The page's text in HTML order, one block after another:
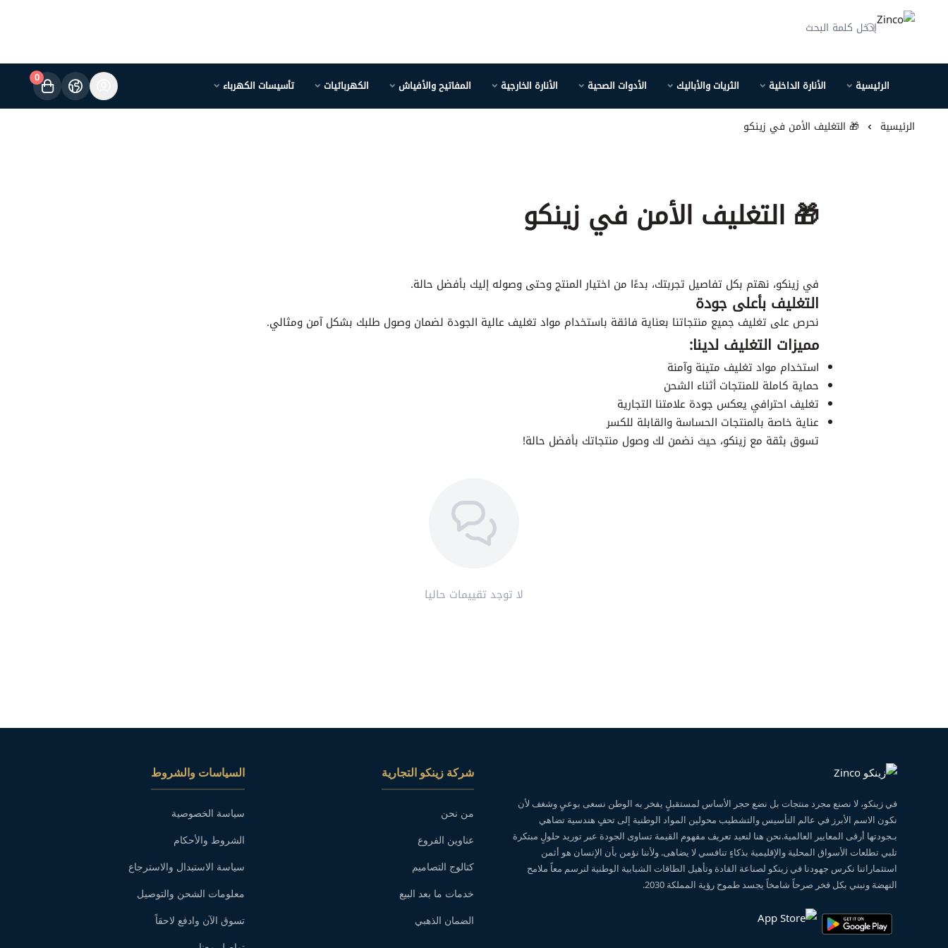
الرئيسية الأنارة الداخلية الثريات والأباليك الأدوات الصحية الأنارة الخارجية المفاتيح والأفياش الكهربائيات تأسيسات الكهرباء 0
الرئيسية 🎁 التغليف الأمن في زينكو
🎁 التغليف الأمن في زينكو
في زينكو، نهتم بكل تفاصيل تجربتك، بدءًا من اختيار المنتج وحتى وصوله إليك بأفضل حالة.
التغليف بأعلى جودة
نحرص على تغليف جميع منتجاتنا بعناية فائقة باستخدام مواد تغليف عالية الجودة لضمان وصول طلبك بشكل آمن ومثالي.
مميزات التغليف لدينا:
استخدام مواد تغليف متينة وآمنة
حماية كاملة للمنتجات أثناء الشحن
تغليف احترافي يعكس جودة علامتنا التجارية
عناية خاصة بالمنتجات الحساسة والقابلة للكسر
تسوق بثقة مع زينكو، حيث نضمن لك وصول منتجاتك بأفضل حالة!
لا توجد تقييمات حاليا
في زينكو، لا نصنع مجرد منتجات بل نضع حجر الأساس لمستقبلٍ يفخر به الوطن نسعى بوعيٍ وشغف لأن
نكون الاسم الأبرز في عالم التأسيس والتشطيب محولين المواد الوطنية إلى تحفٍ هندسية تضاهي
بـجودتها أرقى المعايير العالمية.نحن هنا لنعيد تعريف مفهوم القيمة تساوى الجودة عبر توريد حلولٍ مبتكرة
تلبي تطلعات الأسواق المحلية والإقليمية بذكاءٍ تنافسي لا يضاهى. ولأننا نؤمن بأن الإنسان هو أثمن
استثماراتنا نكرس جهودنا في زينكو لصناعة القادة وتأهيل الطاقات الشبابية الوطنية لنرسم معاً ملامح
النهضة ونبني بكل فخر صرحاً شامخاً يجسد طموح رؤية المملكة 2030.
شركة زينكو التجارية
من نحن
عناوين الفروع
كتالوج التصاميم
خدمات ما بعد البيع
الضمان الذهبي
السياسات والشروط
سياسة الخصوصية
الشروط والأحكام
سياسة الاستبدال والاسترجاع
معلومات الشحن والتوصيل
تسوق الآن وادفع لاحقاً